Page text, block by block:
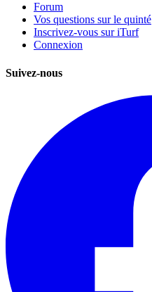
Forum
Vos questions sur le quinté
Inscrivez-vous sur iTurf
Connexion
Suivez-nous